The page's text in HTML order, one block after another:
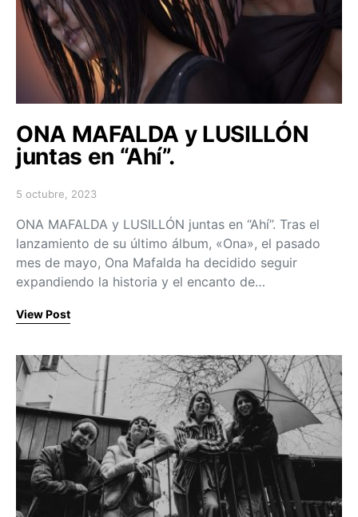
ONA MAFALDA y LUSILLÓN
juntas en “Ahí”.
Posted on
5 octubre, 2023
ONA MAFALDA y LUSILLÓN juntas en “Ahí”. Tras el
lanzamiento de su último álbum, «Ona», el pasado
mes de mayo, Ona Mafalda ha decidido seguir
expandiendo la historia y el encanto de…
View Post